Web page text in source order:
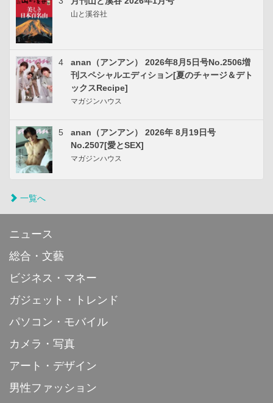
山と溪谷社
4
anan（アンアン） 2026年8月5日号No.2506増
刊スペシャルエディション[夏のチャージ＆デト
ックスRecipe]
マガジンハウス
5
anan（アンアン） 2026年 8月19日号
No.2507[愛とSEX]
マガジンハウス
一覧へ
ニュース
総合・文藝
ビジネス・マネー
ガジェット・トレンド
パソコン・モバイル
カメラ・写真
アート・デザイン
男性ファッション